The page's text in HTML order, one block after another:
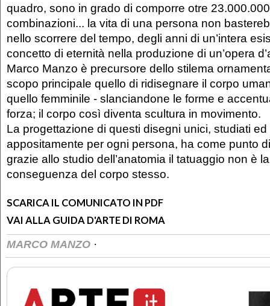
quadro, sono in grado di comporre otre
combinazioni... la vita di una persona non
nello scorrere del tempo, degli anni di un’intera
concetto di eternità nella produzione di un’opera
Marco Manzo è precursore dello stilema
scopo principale quello di ridisegnare il corpo
quello femminile - slanciandone le forme e
forza; il corpo così diventa scultura in movimento.
La progettazione di questi disegni unici, studiati
appositamente per ogni persona, ha come punto
grazie allo studio dell’anatomia il tatuaggio non è
conseguenza del corpo stesso.
SCARICA IL COMUNICATO IN PDF
VAI ALLA GUIDA D'ARTE DI ROMA
MARCO MANZO ·